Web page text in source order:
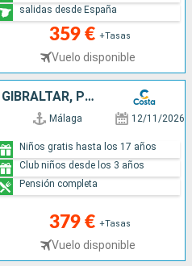
359 € +Tasas
Vuelo disponible
salidas desde España
ESPAÑA, FRANCIA, ITALIA, GIBRALTAR, PORTUGAL
Málaga 12/11/2026
379 € +Tasas
Vuelo disponible
Niños gratis hasta los 17 años
Club niños desde los 3 años
Pensión completa